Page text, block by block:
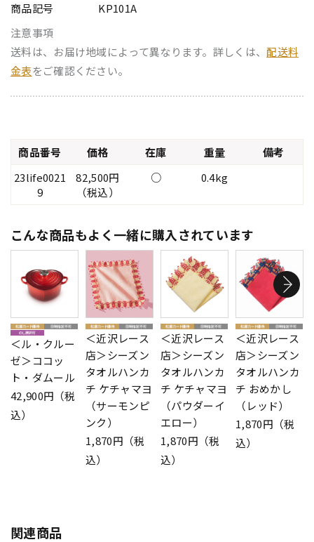
商品記号
KP101A
注意事項
送料は、お届け地域によって異なります。詳しくは、配送料
金表をご確認ください。
商品番号 価格 在庫 重量
備考
23life0021
9
82,500円
（税込）
○ 0.4kg
こんな商品もよく一緒に購入されています
＜ル・クルー
ゼ＞ココッ
ト・ダムール
42,900円（税
込）
＜近沢レース
店＞シーズン
タオルハンカ
チ ケチャマヨ
（サーモンピ
ンク）
1,870円（税
込）
＜近沢レース
店＞シーズン
タオルハンカ
チ ケチャマヨ
（パウダーイ
エロー）
1,870円（税
込）
＜近沢レース
店＞シーズン
タオルハンカ
チ おめかし
（レッド）
1,870円（税
込）
関連商品